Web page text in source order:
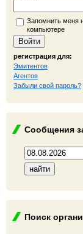
Запомнить меня
компьютере
регистрация для:
Эмитентов
Агентов
Забыли свой пароль?
Сообщения
Поиск